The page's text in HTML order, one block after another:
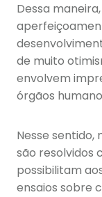
Dessa
de muito
envolvem
órgãos
Nesse sentido,
são resolvidos
possibilitam
ensaios sobre